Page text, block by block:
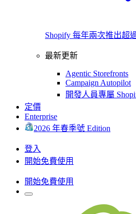
Shopify 每年兩次推出超
最新更新
Agentic Storefronts
Campaign Autopilot
開發人員專屬
定價
Enterprise
2026 年春季號 Edition
登入
開始免費使用
開始免費使用